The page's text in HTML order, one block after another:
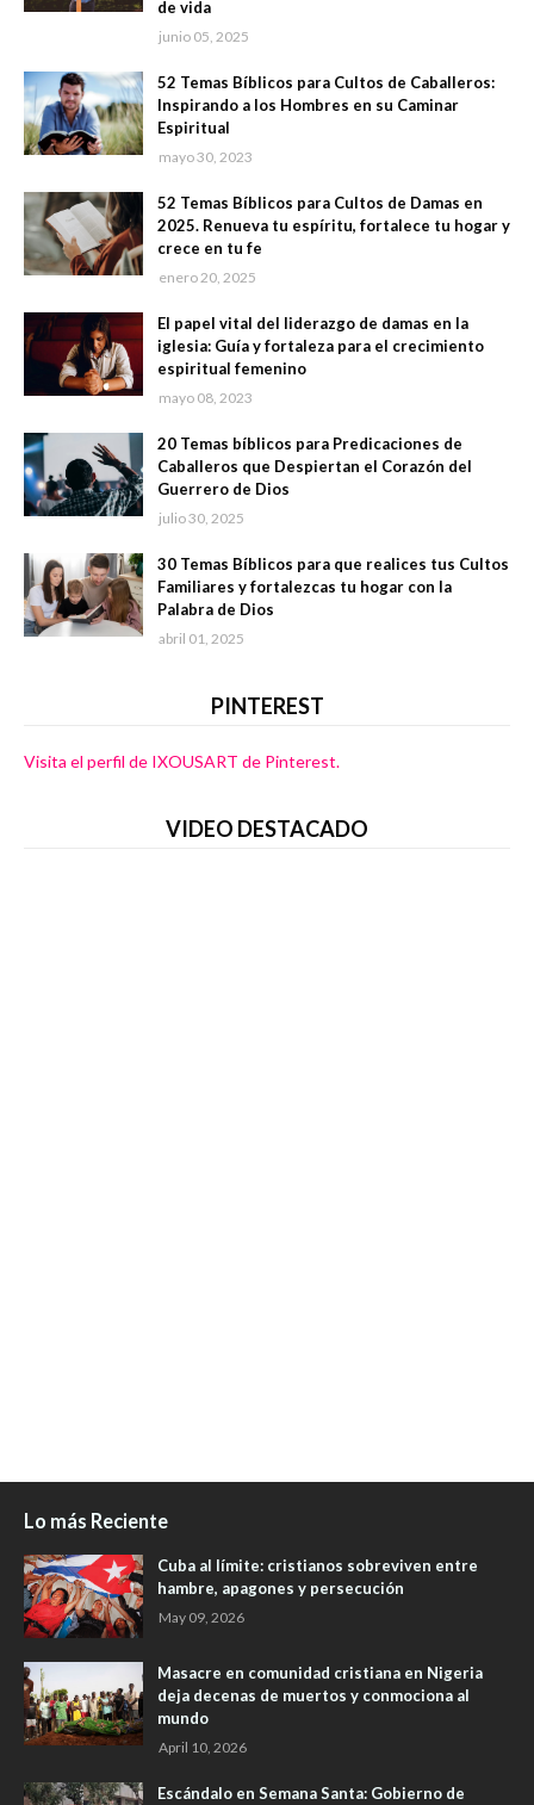
de vida
junio 05, 2025
52 Temas Bíblicos para Cultos de Caballeros:
Inspirando a los Hombres en su Caminar
Espiritual
mayo 30, 2023
52 Temas Bíblicos para Cultos de Damas en
2025. Renueva tu espíritu, fortalece tu hogar y
crece en tu fe
enero 20, 2025
El papel vital del liderazgo de damas en la
iglesia: Guía y fortaleza para el crecimiento
espiritual femenino
mayo 08, 2023
20 Temas bíblicos para Predicaciones de
Caballeros que Despiertan el Corazón del
Guerrero de Dios
julio 30, 2025
30 Temas Bíblicos para que realices tus Cultos
Familiares y fortalezcas tu hogar con la
Palabra de Dios
abril 01, 2025
PINTEREST
Visita el perfil de IXOUSART de Pinterest.
VIDEO DESTACADO
Lo más Reciente
Cuba al límite: cristianos sobreviven entre
hambre, apagones y persecución
May 09, 2026
Masacre en comunidad cristiana en Nigeria
deja decenas de muertos y conmociona al
mundo
April 10, 2026
Escándalo en Semana Santa: Gobierno de